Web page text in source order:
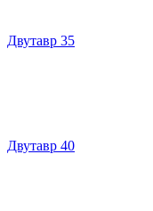
Двутавр 35
Двутавр 40